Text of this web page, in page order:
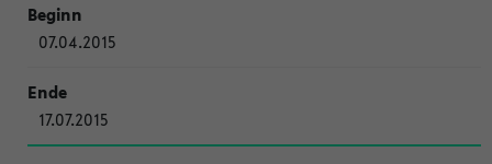
07.04.2015
17.07.2015